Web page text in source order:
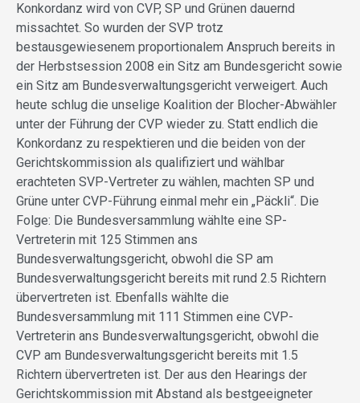
Konkordanz wird von CVP, SP und Grünen dauernd
missachtet. So wurden der SVP trotz
bestausgewiesenem proportionalem Anspruch bereits in
der Herbstsession 2008 ein Sitz am Bundesgericht sowie
ein Sitz am Bundesverwaltungsgericht verweigert. Auch
heute schlug die unselige Koalition der Blocher-Abwähler
unter der Führung der CVP wieder zu. Statt endlich die
Konkordanz zu respektieren und die beiden von der
Gerichtskommission als qualifiziert und wählbar
erachteten SVP-Vertreter zu wählen, machten SP und
Grüne unter CVP-Führung einmal mehr ein „Päckli“. Die
Folge: Die Bundesversammlung wählte eine SP-
Vertreterin mit 125 Stimmen ans
Bundesverwaltungsgericht, obwohl die SP am
Bundesverwaltungsgericht bereits mit rund 2.5 Richtern
übervertreten ist. Ebenfalls wählte die
Bundesversammlung mit 111 Stimmen eine CVP-
Vertreterin ans Bundesverwaltungsgericht, obwohl die
CVP am Bundesverwaltungsgericht bereits mit 1.5
Richtern übervertreten ist. Der aus den Hearings der
Gerichtskommission mit Abstand als bestgeeigneter